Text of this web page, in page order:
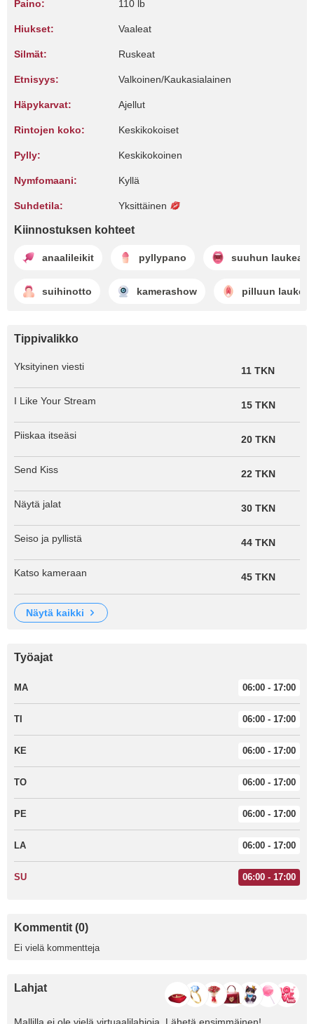
Paino: 110 lb
Hiukset: Vaaleat
Silmät: Ruskeat
Etnisyys: Valkoinen/Kaukasialainen
Häpykarvat: Ajellut
Rintojen koko: Keskikokoiset
Pylly: Keskikokoinen
Nymfomaani: Kyllä
Suhdetila: Yksittäinen
Kiinnostuksen kohteet
anaalileikit pyllypano suuhun
suihinotto kamerashow pilluun
Tippivalikko
Yksityinen viesti 11 TKN
I Like Your Stream 15 TKN
Piiskaa itseäsi 20 TKN
Send Kiss 22 TKN
Näytä jalat 30 TKN
Seiso ja pyllistä 44 TKN
Katso kameraan 45 TKN
näytä kaikki
Työajat
MA 06:00 - 17:00
TI 06:00 - 17:00
KE 06:00 - 17:00
TO 06:00 - 17:00
PE 06:00 - 17:00
LA 06:00 - 17:00
SU 06:00 - 17:00
Kommentit (0)
Ei vielä kommentteja
Lahjat